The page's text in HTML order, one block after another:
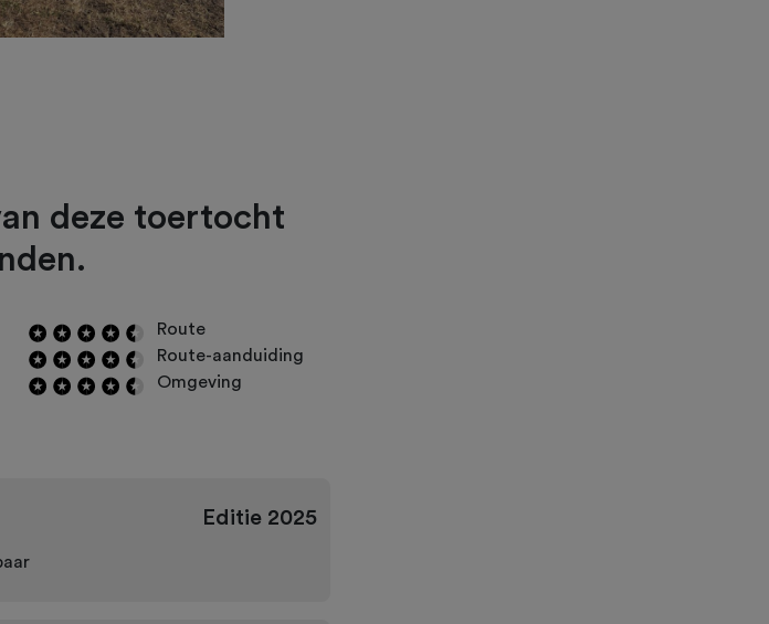
deze toertocht
Route
Route-aanduiding
Omgeving
Editie2025